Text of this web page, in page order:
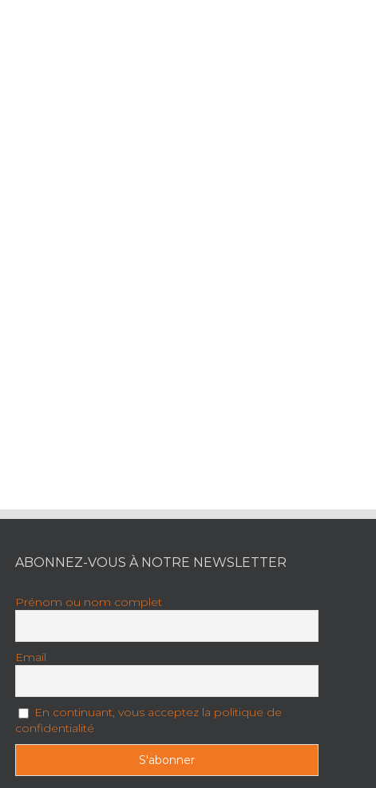
ABONNEZ-VOUS À NOTRE NEWSLETTER
Prénom ou nom complet
Email
En continuant, vous acceptez la politique de
confidentialité